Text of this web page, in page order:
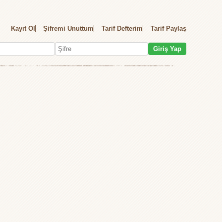
Kayıt Ol Şifremi Unuttum Tarif Defterim Tarif Paylaş
Giriş Yap